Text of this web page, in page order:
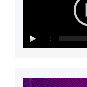
--:--